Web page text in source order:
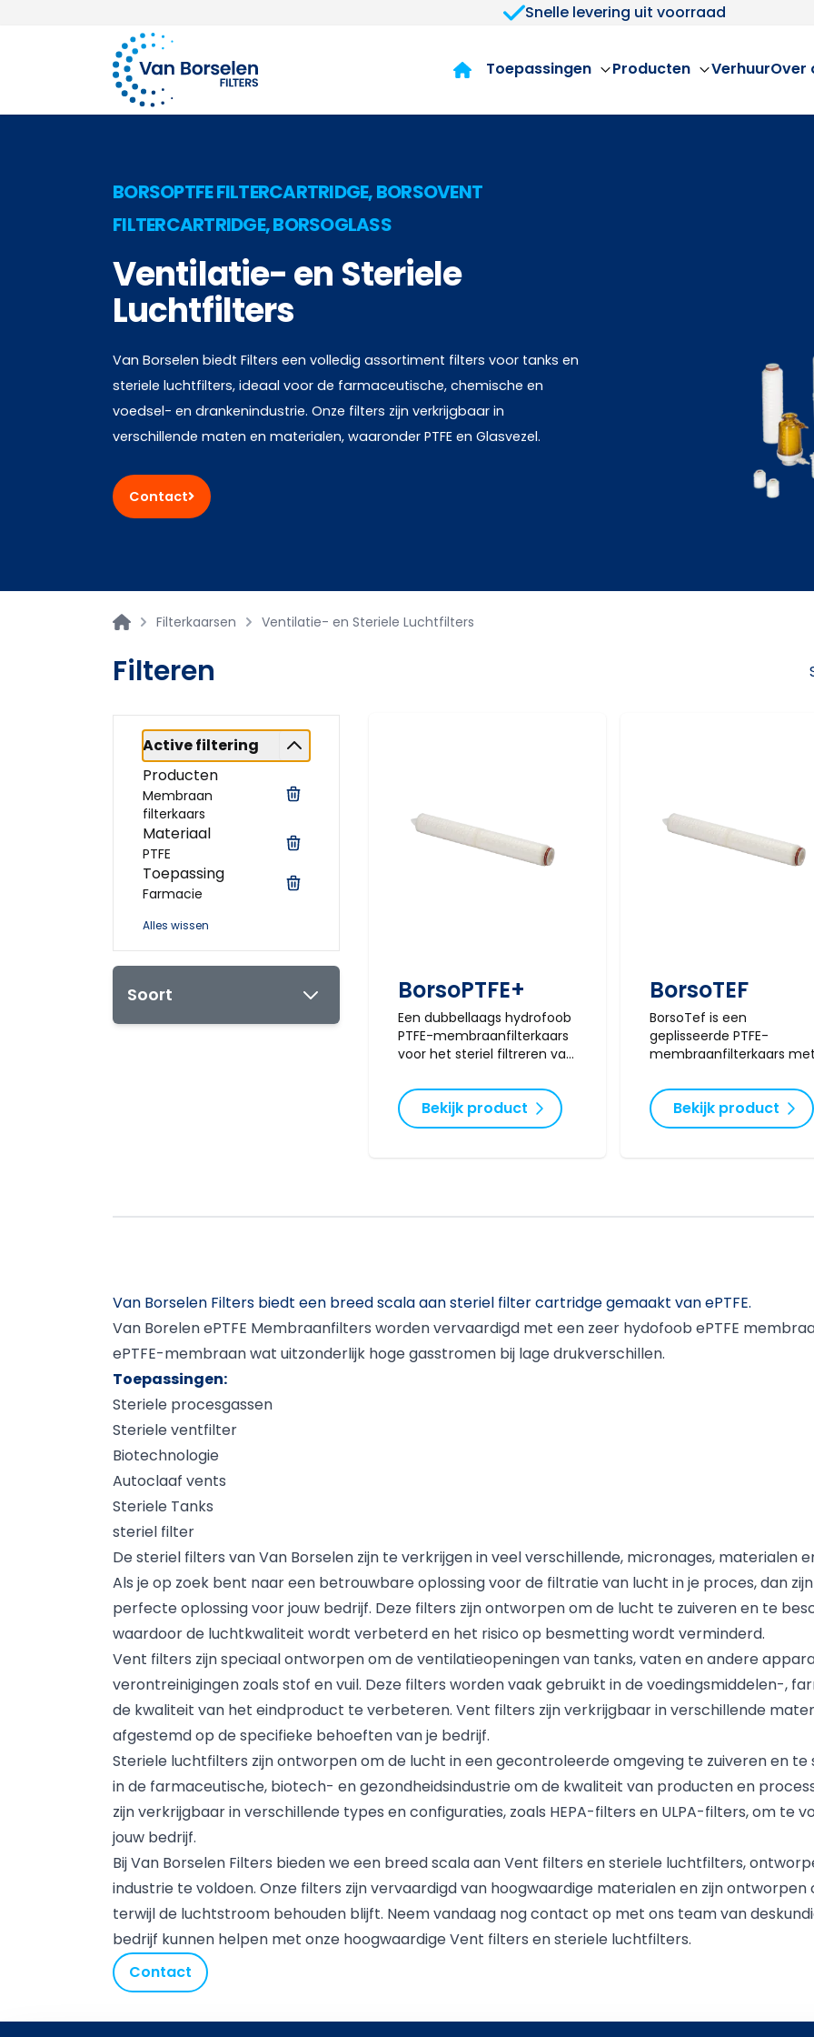
Snelle levering uit voorraad
Toepassingen
Producten VerhuurOver
BORSOPTFE FILTERCARTRIDGE, BORSOVENT
FILTERCARTRIDGE, BORSOGLASS
Ventilatie- en Steriele
Luchtfilters
Van Borselen biedt Filters een volledig assortiment filters voor tanks en
steriele luchtfilters, ideaal voor de farmaceutische, chemische en
voedsel- en drankenindustrie. Onze filters zijn verkrijgbaar in
verschillende maten en materialen, waaronder PTFE en Glasvezel.
Contact
Filterkaarsen Ventilatie- en Steriele Luchtfilters
Filteren
Active filtering
Producten
Membraan
filterkaars
Materiaal
PTFE
Toepassing
Farmacie
Alles wissen
Soort BorsoPTFE+
Een dubbellaags hydrofoob
PTFE-membraanfilterkaars
voor het steriel filtreren van
beluchten van uw steriele
tanks. Verkrijgbaar in 0,1, 0,2,
0,45 en 1,0 micron, en in
Bekijk product
BorsoTEF
BorsoTef is een
geplisseerde PTFE-
membraanfilterkaars
buitenkern. Verkrijgbaar in
0,05 tot 10 µm en in
tot 40 inch.
Bekijk product
Van Borselen Filters biedt een breed scala aan steriel filter cartridge gemaakt van ePTFE.
Van Borelen ePTFE Membraanfilters worden vervaardigd met een zeer hydofoob ePTFE
ePTFE-membraan wat uitzonderlijk hoge gasstromen bij lage drukverschillen.
Toepassingen:
Steriele procesgassen
Steriele ventfilter
Biotechnologie
Autoclaaf vents
Steriele Tanks
steriel filter
De steriel filters van Van Borselen zijn te verkrijgen in veel verschillende, micronages, materialen
Als je op zoek bent naar een betrouwbare oplossing voor de filtratie van lucht in je proces, dan
perfecte oplossing voor jouw bedrijf. Deze filters zijn ontworpen om de lucht te zuiveren en te
waardoor de luchtkwaliteit wordt verbeterd en het risico op besmetting wordt verminderd.
Vent filters zijn speciaal ontworpen om de ventilatieopeningen van tanks, vaten en andere
verontreinigingen zoals stof en vuil. Deze filters worden vaak gebruikt in de voedingsmiddelen-,
de kwaliteit van het eindproduct te verbeteren. Vent filters zijn verkrijgbaar in verschillende
afgestemd op de specifieke behoeften van je bedrijf.
Steriele luchtfilters zijn ontworpen om de lucht in een gecontroleerde omgeving te zuiveren en
in de farmaceutische, biotech- en gezondheidsindustrie om de kwaliteit van producten en
zijn verkrijgbaar in verschillende types en configuraties, zoals HEPA-filters en ULPA-filters, om te
jouw bedrijf.
Bij Van Borselen Filters bieden we een breed scala aan Vent filters en steriele luchtfilters,
industrie te voldoen. Onze filters zijn vervaardigd van hoogwaardige materialen en zijn
terwijl de luchtstroom behouden blijft. Neem vandaag nog contact op met ons team van
bedrijf kunnen helpen met onze hoogwaardige Vent filters en steriele luchtfilters.
Contact